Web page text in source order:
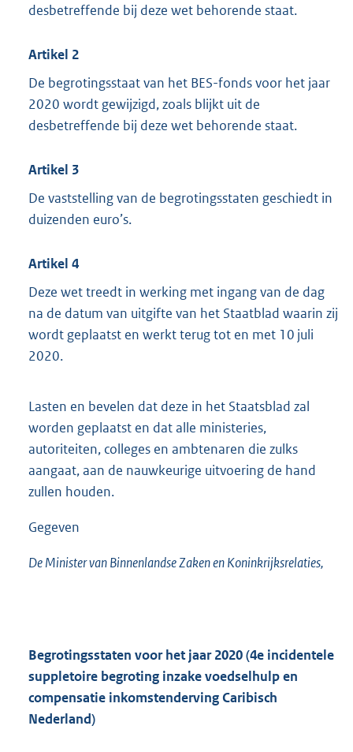
desbetreffende bij deze wet behorende staat.
Artikel 2
De begrotingsstaat van het BES-fonds voor het jaar
2020 wordt gewijzigd, zoals blijkt uit de
desbetreffende bij deze wet behorende staat.
Artikel 3
De vaststelling van de begrotingsstaten geschiedt in
duizenden euro’s.
Artikel 4
Deze wet treedt in werking met ingang van de dag
na de datum van uitgifte van het Staatblad waarin zij
wordt geplaatst en werkt terug tot en met 10 juli
2020.
Lasten en bevelen dat deze in het Staatsblad zal
worden geplaatst en dat alle ministeries,
autoriteiten, colleges en ambtenaren die zulks
aangaat, aan de nauwkeurige uitvoering de hand
zullen houden.
Gegeven
De Minister van Binnenlandse Zaken en Koninkrijksrelaties,
Begrotingsstaten voor het jaar 2020 (4e incidentele
suppletoire begroting inzake voedselhulp en
compensatie inkomstenderving Caribisch
Nederland)